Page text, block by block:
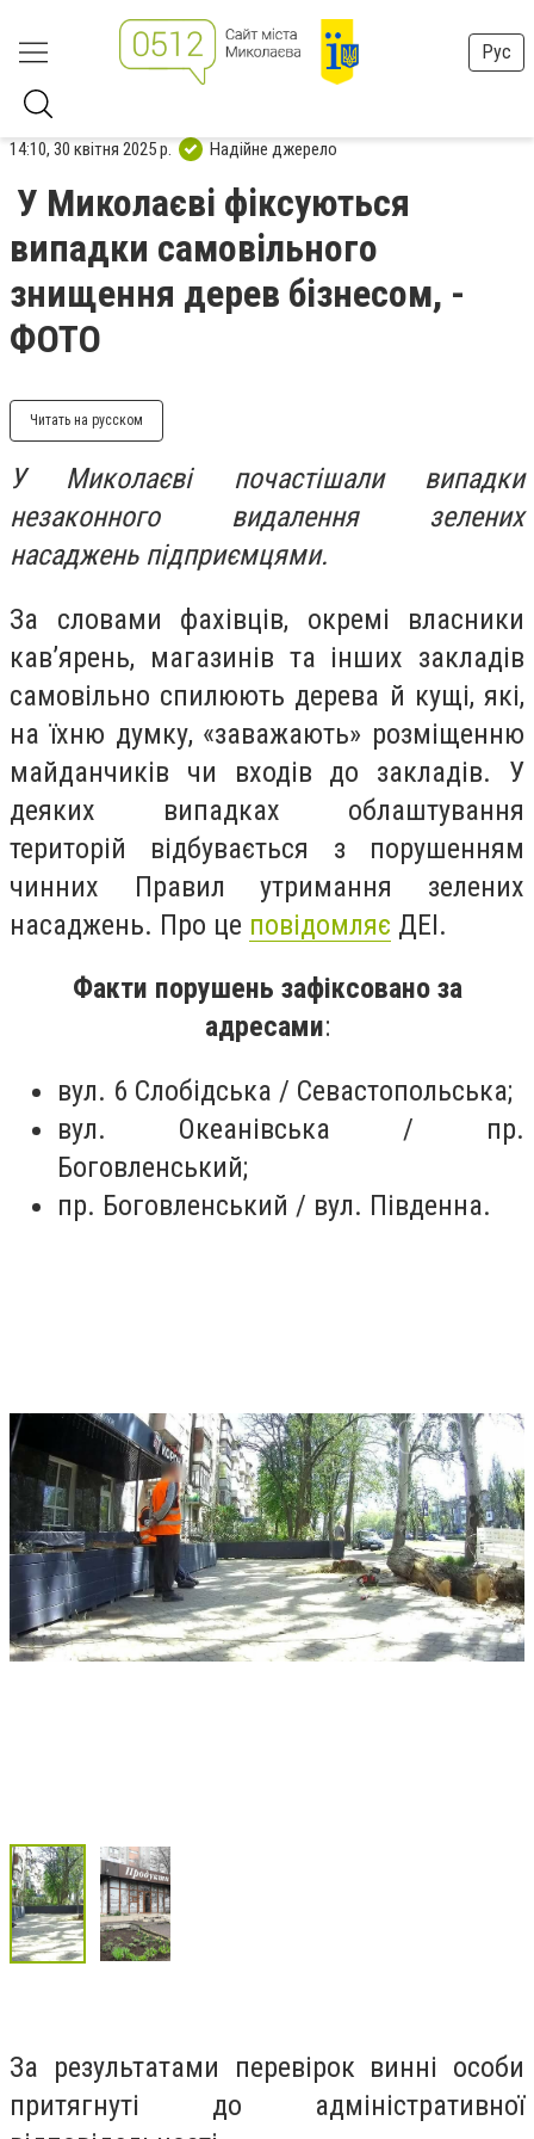
Рус
14:10, 30 квітня 2025 р. Надійне джерело
У Миколаєві фіксуються
випадки самовільного
знищення дерев бізнесом, -
ФОТО
Читать на русском
У Миколаєві почастішали випадки
незаконного видалення зелених
насаджень підприємцями.
За словами фахівців, окремі власники
кав’ярень, магазинів та інших закладів
самовільно спилюють дерева й кущі, які,
на їхню думку, «заважають» розміщенню
майданчиків чи входів до закладів. У
деяких випадках облаштування
територій відбувається з порушенням
чинних Правил утримання зелених
насаджень. Про це повідомляє ДЕІ.
Факти порушень зафіксовано за
адресами:
вул. 6 Слобідська / Севастопольська;
вул. Океанівська / пр.
Боговленський;
пр. Боговленський / вул. Південна.
За результатами перевірок винні особи
притягнуті до адміністративної